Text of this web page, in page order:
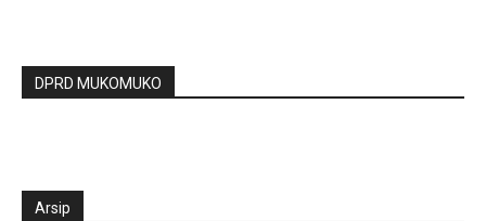
DPRD MUKOMUKO
Arsip